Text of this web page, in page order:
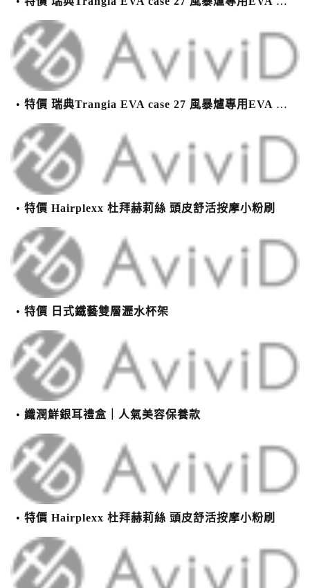
特價 瑞典Trangia EVA case 27 風暴爐專用EVA 防護外盒(小)-黑
特價 Hairplexx 杜拜赫莉絲 頭皮舒活按摩小粉刷
特價 日式鐵藝雙層瀝水杯架
纖潤鮮銀耳禮盒｜人氣美容保養款
特價 Hairplexx 杜拜赫莉絲 頭皮舒活按摩小粉刷